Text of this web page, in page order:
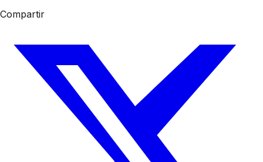
Compartir